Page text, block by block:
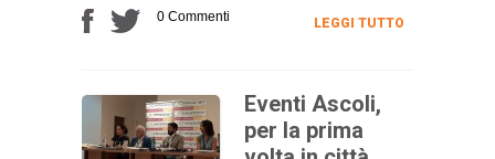
0 Commenti LEGGI TUTTO
Eventi Ascoli,
per la prima